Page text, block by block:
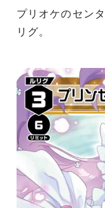
プリオケのセン
リグ。